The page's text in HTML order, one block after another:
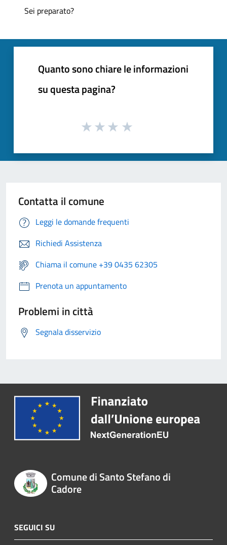
Sei preparato?
Quanto sono chiare le informazioni
su questa pagina?
Contatta il comune
Leggi le domande frequenti
Richiedi Assistenza
Chiama il comune +39 0435 62305
Prenota un appuntamento
Problemi in città
Segnala disservizio
Comune di Santo Stefano di
Cadore
SEGUICI SU